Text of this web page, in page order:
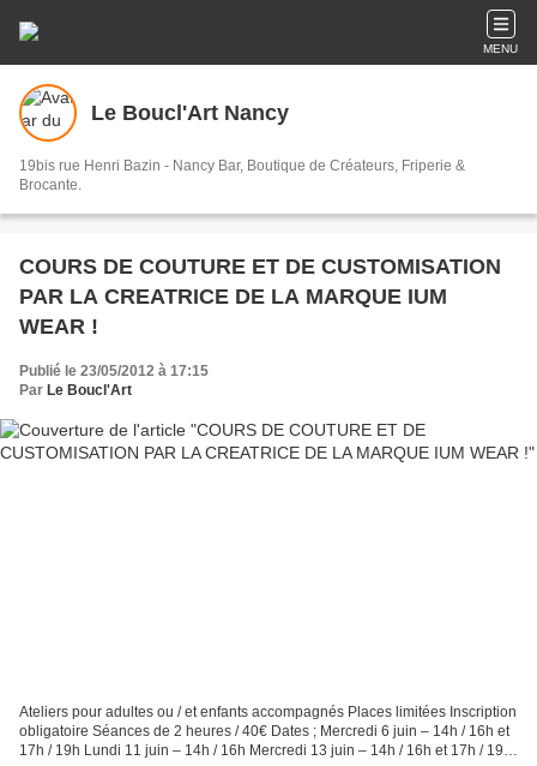
MENU
Le Boucl'Art Nancy
19bis rue Henri Bazin - Nancy Bar, Boutique de Créateurs, Friperie &
Brocante.
COURS DE COUTURE ET DE CUSTOMISATION
PAR LA CREATRICE DE LA MARQUE IUM
WEAR !
Publié le 23/05/2012 à 17:15
Par Le Boucl'Art
Ateliers pour adultes ou / et enfants accompagnés Places limitées Inscription
obligatoire Séances de 2 heures / 40€ Dates ; Mercredi 6 juin – 14h / 16h et
17h / 19h Lundi 11 juin – 14h / 16h Mercredi 13 juin – 14h / 16h et 17h / 19h